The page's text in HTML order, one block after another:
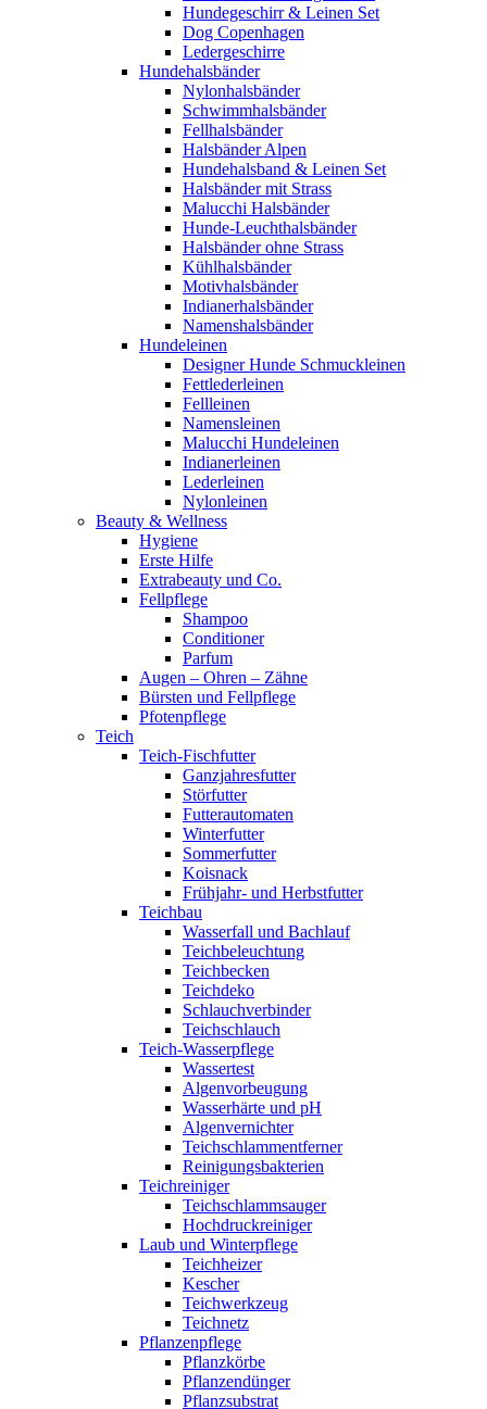
Hundegeschirr & Leinen Set
Dog Copenhagen
Ledergeschirre
Hundehalsbänder
Nylonhalsbänder
Schwimmhalsbänder
Fellhalsbänder
Halsbänder Alpen
Hundehalsband & Leinen Set
Halsbänder mit Strass
Malucchi Halsbänder
Hunde-Leuchthalsbänder
Halsbänder ohne Strass
Kühlhalsbänder
Motivhalsbänder
Indianerhalsbänder
Namenshalsbänder
Hundeleinen
Designer Hunde Schmuckleinen
Fettlederleinen
Fellleinen
Namensleinen
Malucchi Hundeleinen
Indianerleinen
Lederleinen
Nylonleinen
Beauty & Wellness
Hygiene
Erste Hilfe
Extrabeauty und Co.
Fellpflege
Shampoo
Conditioner
Parfum
Augen – Ohren – Zähne
Bürsten und Fellpflege
Pfotenpflege
Teich
Teich-Fischfutter
Ganzjahresfutter
Störfutter
Futterautomaten
Winterfutter
Sommerfutter
Koisnack
Frühjahr- und Herbstfutter
Teichbau
Wasserfall und Bachlauf
Teichbeleuchtung
Teichbecken
Teichdeko
Schlauchverbinder
Teichschlauch
Teich-Wasserpflege
Wassertest
Algenvorbeugung
Wasserhärte und pH
Algenvernichter
Teichschlammentferner
Reinigungsbakterien
Teichreiniger
Teichschlammsauger
Hochdruckreiniger
Laub und Winterpflege
Teichheizer
Kescher
Teichwerkzeug
Teichnetz
Pflanzenpflege
Pflanzkörbe
Pflanzendünger
Pflanzsubstrat